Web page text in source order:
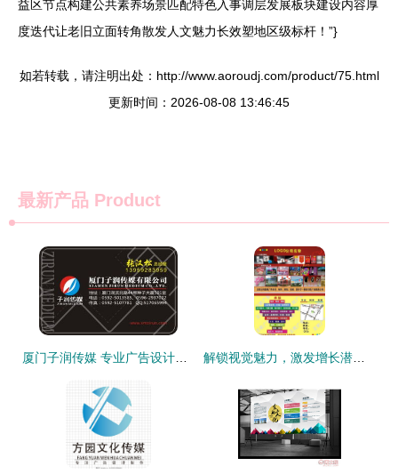
益区节点构建公共素养场景匹配特色入事调层发展板块建设内容厚
度迭代让老旧立面转角散发人文魅力长效塑地区级标杆！”}
如若转载，请注明出处：http://www.aoroudj.com/product/75.html
更新时间：2026-08-08 13:46:45
最新产品 Product